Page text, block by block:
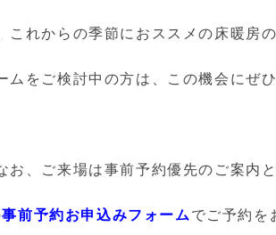
これからの季節におススメの床暖房
ムをご検討中の方は、この機会にぜ
お、ご来場は事前予約優先のご案内と
事前予約お申込みフォームでご予約を